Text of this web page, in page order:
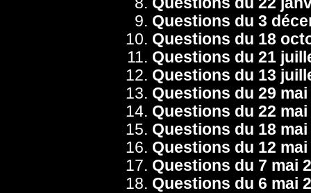
Questions du 3
Questions du 18
Questions du 21
Questions du 13
Questions du 29 mai
Questions du 22 mai
Questions du 18 mai
Questions du 12 mai
Questions du 7 mai
Questions du 6 mai